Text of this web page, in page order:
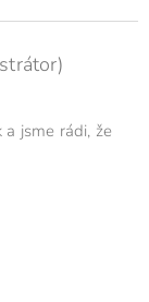
jsme rádi, že